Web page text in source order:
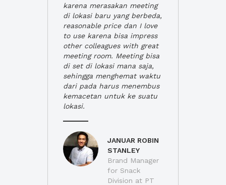
karena merasakan meeting
di lokasi baru yang berbeda,
reasonable price dan I love
to use karena bisa impress
other colleagues with great
meeting room. Meeting bisa
di set di lokasi mana saja,
sehingga menghemat waktu
dari pada harus menembus
kemacetan untuk ke suatu
lokasi.
JANUAR ROBIN
STANLEY
Brand Manager
for Snack
Division at PT